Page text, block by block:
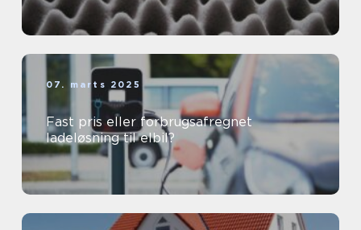
07. marts 2025
Fast pris eller forbrugsafregnet
ladeløsning til elbil?